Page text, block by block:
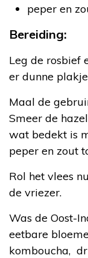
peper en
Bereiding:
Leg de rosbief
er dunne
Maal de
Smeer de
wat bedekt is
peper en zout
Rol het vlees
de vriezer.
Was de Oost-
eetbare
komboucha,